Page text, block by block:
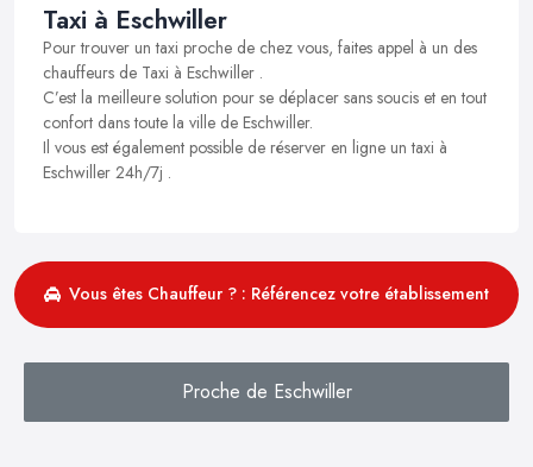
Taxi à Eschwiller
Pour trouver un taxi proche de chez vous, faites appel à un des
chauffeurs de Taxi à Eschwiller .
C’est la meilleure solution pour se déplacer sans soucis et en tout
confort dans toute la ville de Eschwiller.
Il vous est également possible de réserver en ligne un taxi à
Eschwiller 24h/7j .
Vous êtes Chauffeur ? : Référencez votre établissement
Proche de Eschwiller